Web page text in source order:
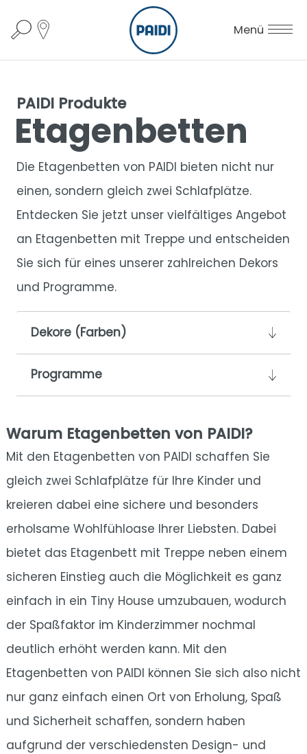
Menü
PAIDI Produkte
Etagenbetten
Die Etagenbetten von PAIDI bieten nicht nur
einen, sondern gleich zwei Schlafplätze.
Entdecken Sie jetzt unser vielfältiges Angebot
an Etagenbetten mit Treppe und entscheiden
Sie sich für eines unserer zahlreichen Dekors
und Programme.
Dekore (Farben)
Programme
Warum Etagenbetten von PAIDI?
Mit den Etagenbetten von PAIDI schaffen Sie
gleich zwei Schlafplätze für Ihre Kinder und
kreieren dabei eine sichere und besonders
erholsame Wohlfühloase Ihrer Liebsten. Dabei
bietet das Etagenbett mit Treppe neben einem
sicheren Einstieg auch die Möglichkeit es ganz
einfach in ein Tiny House umzubauen, wodurch
der Spaßfaktor im Kinderzimmer nochmal
deutlich erhöht werden kann. Mit den
Etagenbetten von PAIDI können Sie sich also nicht
nur ganz einfach einen Ort von Erholung, Spaß
und Sicherheit schaffen, sondern haben
aufgrund der verschiedensten Design- und